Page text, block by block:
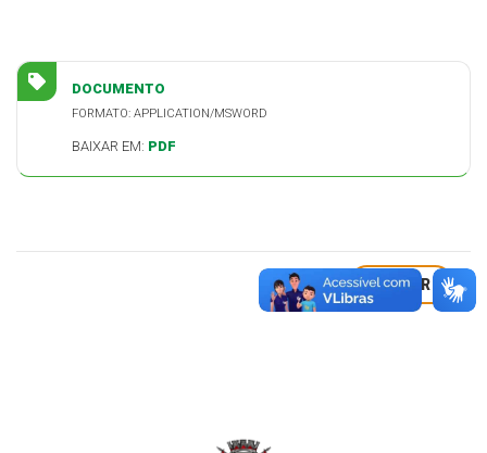
DOCUMENTO
FORMATO: APPLICATION/MSWORD
BAIXAR EM: PDF
VOLTAR